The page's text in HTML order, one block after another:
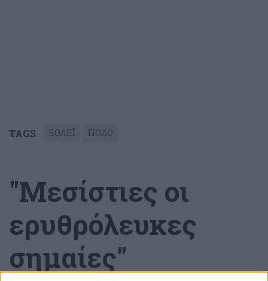
TAGS ΒΟΛΕΪ ΠΟΛΟ
"Μεσίστιες οι
ερυθρόλευκες
σημαίες"